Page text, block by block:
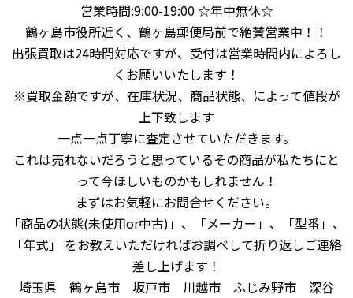
営業時間:9:00-19:00 ☆年中無休☆
鶴ヶ島市役所近く、鶴ヶ島郵便局前で絶賛営業中！！
出張買取は24時間対応ですが、受付は営業時間内によろし
くお願いいたします！
※買取金額ですが、在庫状況、商品状態、によって値段が
上下致します
一点一点丁寧に査定させていただきます。
これは売れないだろうと思っているその商品が私たちにと
って今ほしいものかもしれません！
まずはお気軽にお問合せください。
「商品の状態(未使用or中古)」、「メーカー」、「型番」、
「年式」 をお教えいただければお調べして折り返しご連絡
差し上げます！
埼玉県 鶴ヶ島市 坂戸市 川越市 ふじみ野市 深谷